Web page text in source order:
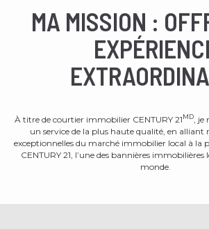
MA MISSION :
À titre de courtier immobilier CENTURY 21MD
,
un service de la plus haute qualité, en alliant
exceptionnelles du marché immobilier local à la
CENTURY 21, l’une des bannières immobilières
monde.